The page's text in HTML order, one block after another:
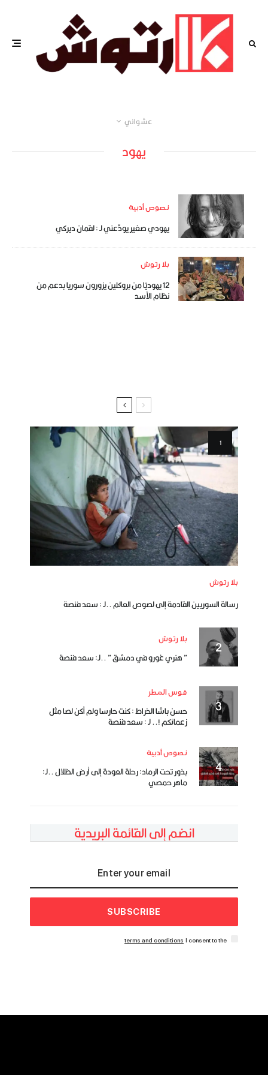
عشوائي
يهود
نصوص أدبية
يهودي صغير يودِّعني لـ : لقمان ديركي
بلا رتوش
12 يهوديًا من بروكلين يزورون سوريا بدعم من
نظام الأسد
بلا رتوش
رسالة السوريين القادمة إلى لصوص العالم ..لـ : سعد فنصة
بلا رتوش
” هنري غورو في دمشق ” ..لـ: سعد فنصة
قوس المطر
حسن باشا الخراط : كنت حارسا ولم أكن لصا مثل
زعمائكم !.. لـ : سعد فنصة
نصوص أدبية
بذور تحت الرماد: رحلة العودة إلى أرض الظلال ..لـ:
ماهر حمصي
انضم إلى القائمة البريدية
SUBSCRIBE
I consent to the
terms and conditions